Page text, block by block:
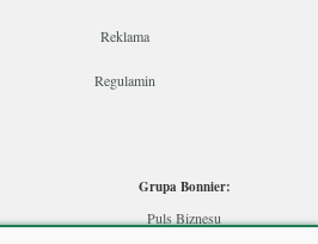
Reklama
Regulamin
Grupa Bonnier:
Puls Biznesu